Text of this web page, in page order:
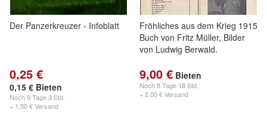
Der Panzerkreuzer - Infoblatt
0,25 €
0,15 € Bieten
Noch9 Tage 3 Std.
+ 1,50 € Versand
Fröhliches aus dem Krieg 1915
Buch von Fritz Müller, Bilder
von Ludwig Berwald.
9,00 € Bieten
Noch8 Tage 18 Std.
+ 2,00 € Versand